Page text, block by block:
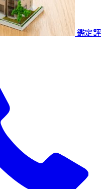
鑑定評